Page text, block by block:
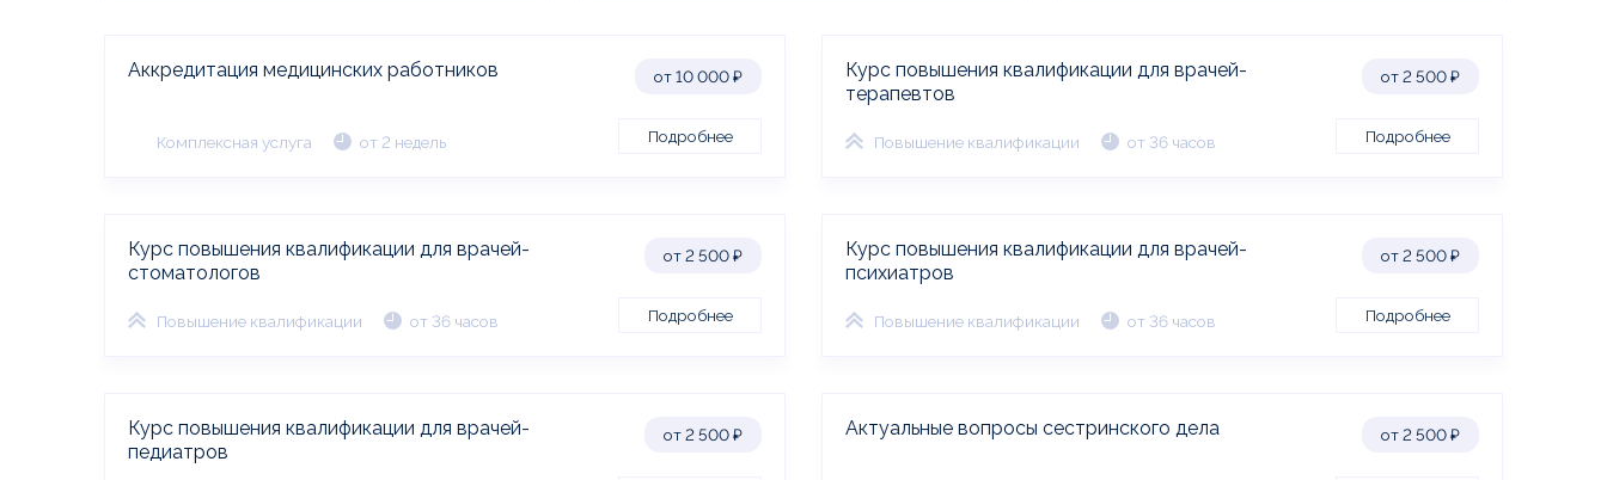
Аккредитация медицинских работников
Комплексная услуга от 2 недель
от 10 000₽
Подробнее
Курс повышения квалификации для врачей-
терапевтов
Повышение квалификации от 36 часов
от 2 500₽
Подробнее
Курс повышения квалификации для врачей-
стоматологов
Повышение квалификации от 36 часов
от 2 500₽
Подробнее
Курс повышения квалификации для врачей-
психиатров
Повышение квалификации от 36 часов
от 2 500₽
Подробнее
Курс повышения квалификации для врачей-
педиатров
от 2 500₽ Актуальные вопросы сестринского дела от 2 500₽